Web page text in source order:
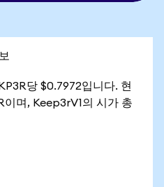
당 $0.7972입니다. 현
며, Keep3rV1의 시가 총